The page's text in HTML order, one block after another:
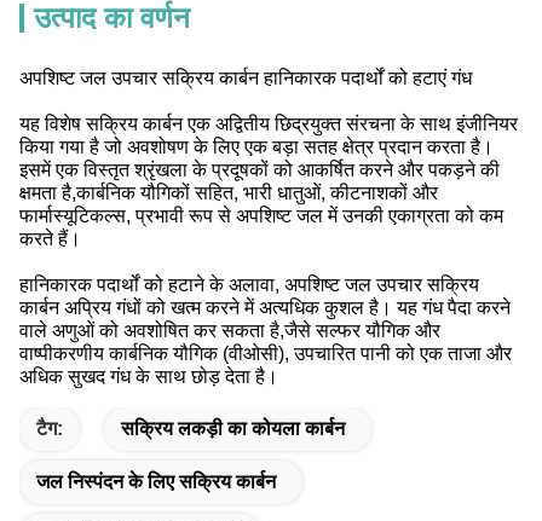
उत्पाद का वर्णन
अपशिष्ट जल उपचार सक्रिय कार्बन हानिकारक पदार्थों को हटाएं गंध
यह विशेष सक्रिय कार्बन एक अद्वितीय छिद्रयुक्त संरचना के साथ इंजीनियर
किया गया है जो अवशोषण के लिए एक बड़ा सतह क्षेत्र प्रदान करता है।
इसमें एक विस्तृत श्रृंखला के प्रदूषकों को आकर्षित करने और पकड़ने की
क्षमता है,कार्बनिक यौगिकों सहित, भारी धातुओं, कीटनाशकों और
फार्मास्यूटिकल्स, प्रभावी रूप से अपशिष्ट जल में उनकी एकाग्रता को कम
करते हैं।
हानिकारक पदार्थों को हटाने के अलावा, अपशिष्ट जल उपचार सक्रिय
कार्बन अप्रिय गंधों को खत्म करने में अत्यधिक कुशल है। यह गंध पैदा करने
वाले अणुओं को अवशोषित कर सकता है,जैसे सल्फर यौगिक और
वाष्पीकरणीय कार्बनिक यौगिक (वीओसी), उपचारित पानी को एक ताजा और
अधिक सुखद गंध के साथ छोड़ देता है।
टैग: सक्रिय लकड़ी का कोयला कार्बन
जल निस्पंदन के लिए सक्रिय कार्बन